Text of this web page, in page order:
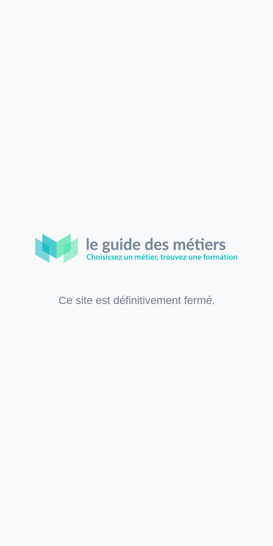
Ce site est définitivement fermé.